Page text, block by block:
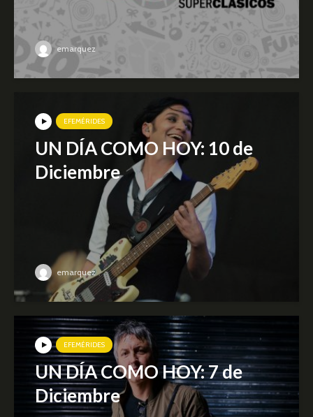
emarquez
EFEMÉRIDES
UN DÍA COMO HOY: 10 de
Diciembre
emarquez
EFEMÉRIDES
UN DÍA COMO HOY: 7 de
Diciembre